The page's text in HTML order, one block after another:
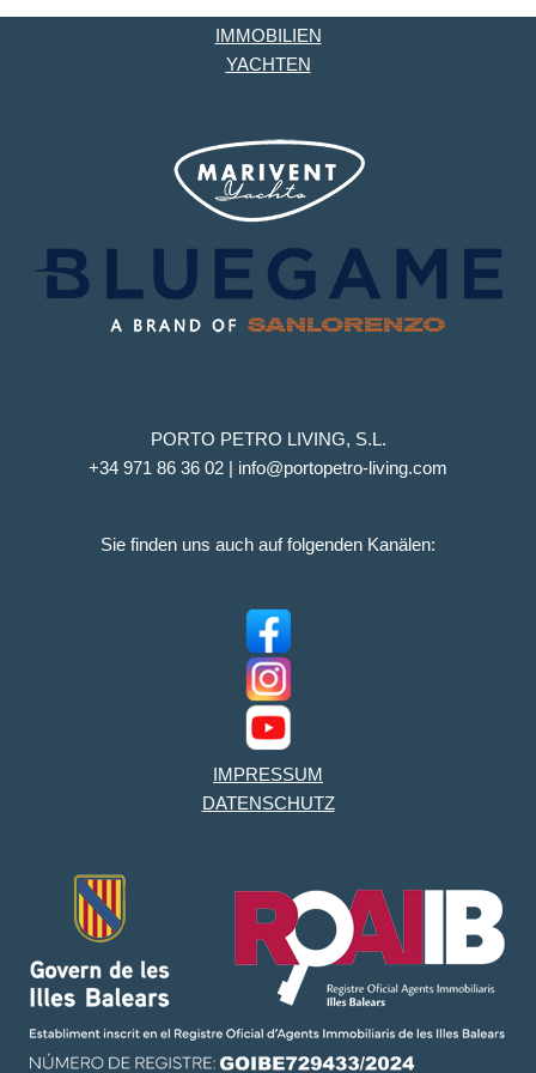
IMMOBILIEN
YACHTEN
PORTO PETRO LIVING, S.L.
+34 971 86 36 02 | info@portopetro-living.com
Sie finden uns auch auf folgenden Kanälen:
IMPRESSUM
DATENSCHUTZ